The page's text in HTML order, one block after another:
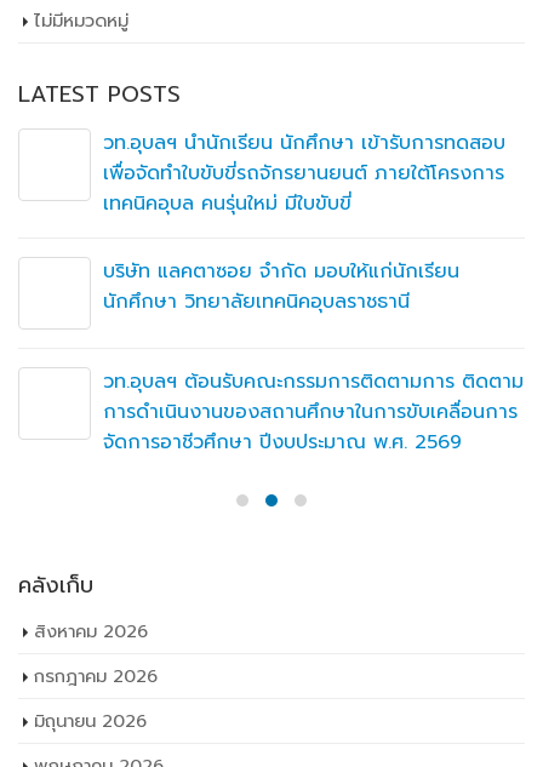
ไม่มีหมวดหมู่
LATEST POSTS
สำนักงานอาชีวศึกษาจังหวัดอุบลราชธานี ร่วม
กิจกรรม “เวทีแบ่งปันพลังการเปลี่ยนแปลง : SDGs
สู่การปฏิบัติ เพื่อการเรียนรู้ที่ยั่งยืน”
สิงหาคม 2026
กรกฎาคม 2026
เมษายน 2026